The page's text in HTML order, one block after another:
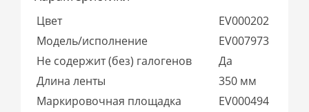
Цвет
EV000202
Модель/исполнение
EV007973
Не содержит (без) галогенов
Да
Длина ленты
350 мм
Маркировочная площадка
EV000494